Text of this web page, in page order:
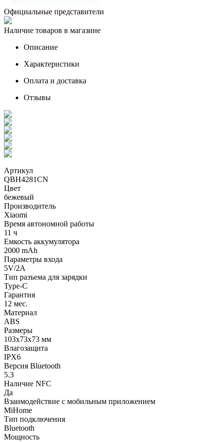
Официальные представители
Наличие товаров в магазине
Описание
Характеристики
Оплата и доставка
Отзывы
Артикул
QBH4281CN
Цвет
бежевый
Производитель
Xiaomi
Время автономной работы
11 ч
Емкость аккумулятора
2000 mAh
Параметры входа
5V/2А
Тип разъема для зарядки
Type-C
Гарантия
12 мес.
Материал
ABS
Размеры
103х73х73 мм
Влагозащита
IPX6
Версия Bluetooth
5.3
Наличие NFC
Да
Взаимодействие с мобильным приложением
MiHome
Тип подключения
Bluetooth
Мощность